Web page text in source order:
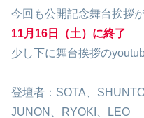
今回も公開記念舞台挨拶
11月16日（土）に終了
少し下に舞台挨拶の
登壇者：SOTA、
JUNON、RYOKI、LEO